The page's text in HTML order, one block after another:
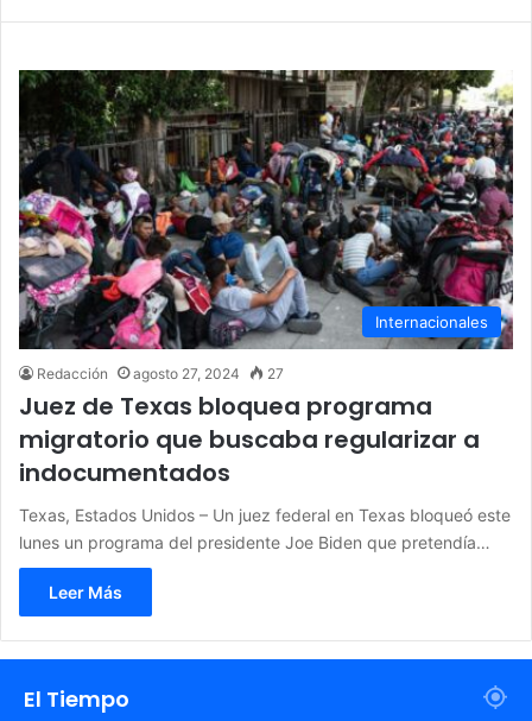
Internacionales
Redacción agosto 27, 2024 27
Juez de Texas bloquea programa
migratorio que buscaba regularizar a
indocumentados
Texas, Estados Unidos – Un juez federal en Texas bloqueó este
lunes un programa del presidente Joe Biden que pretendía…
Leer Más
El Tiempo